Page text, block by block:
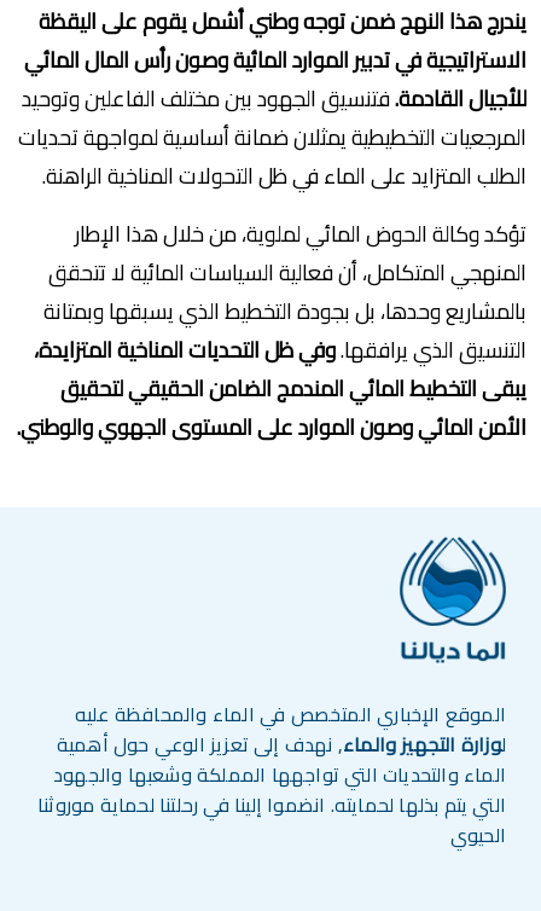
يندرج هذا النهج ضمن توجه وطني أشمل يقوم على اليقظة
الاستراتيجية في تدبير الموارد المائية وصون رأس المال المائي
للأجيال القادمة.فتنسيق الجهود بين مختلف الفاعلين وتوحيد
المرجعيات التخطيطية يمثلان ضمانة أساسية لمواجهة تحديات
الطلب المتزايد على الماء في ظل التحولات المناخية الراهنة.
تؤكد وكالة الحوض المائي لملوية، من خلال هذا الإطار
المنهجي المتكامل، أن فعالية السياسات المائية لا تتحقق
بالمشاريع وحدها، بل بجودة التخطيط الذي يسبقها وبمتانة
التنسيق الذي يرافقها.وفي ظل التحديات المناخية المتزايدة،
يبقى التخطيط المائي المندمج الضامن الحقيقي لتحقيق
الأمن المائي وصون الموارد على المستوى الجهوي والوطني.
الموقع الإخباري المتخصص في الماء والمحافظة عليه
لوزارة التجهيز والماء, نهدف إلى تعزيز الوعي حول أهمية
الماء والتحديات التي تواجهها المملكة وشعبها والجهود
التي يتم بذلها لحمايته. انضموا إلينا في رحلتنا لحماية موروثنا
الحيوي